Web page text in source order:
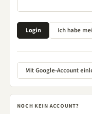
Mit Google-Account
NOCH KEIN ACCOUNT?